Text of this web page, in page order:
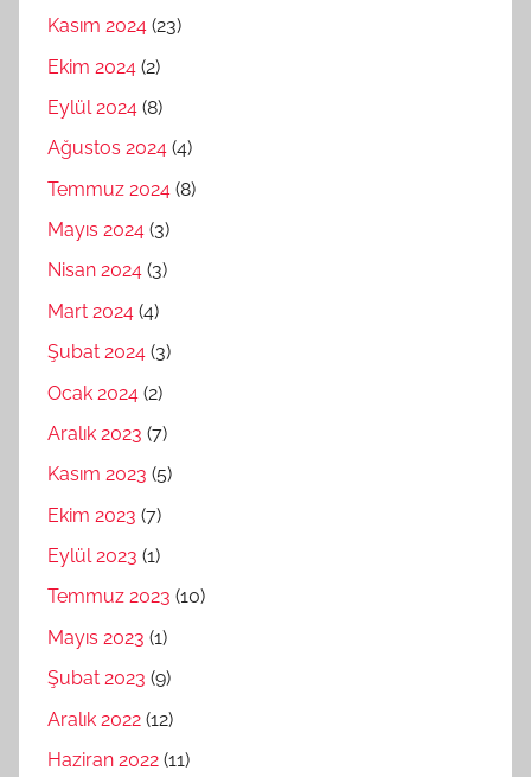
Kasım 2024 (23)
Ekim 2024 (2)
Eylül 2024 (8)
Ağustos 2024 (4)
Temmuz 2024 (8)
Mayıs 2024 (3)
Nisan 2024 (3)
Mart 2024 (4)
Şubat 2024 (3)
Ocak 2024 (2)
Aralık 2023 (7)
Kasım 2023 (5)
Ekim 2023 (7)
Eylül 2023 (1)
Temmuz 2023 (10)
Mayıs 2023 (1)
Şubat 2023 (9)
Aralık 2022 (12)
Haziran 2022 (11)